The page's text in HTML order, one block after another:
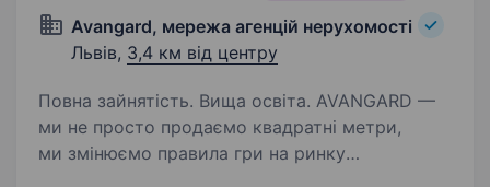
Avangard, мережа агенцій нерухомості
Львів, 3,4 км від центру
Повна зайнятість. Вища освіта. AVANGARD —
ми не просто продаємо квадратні метри,
ми змінюємо правила гри на ринку